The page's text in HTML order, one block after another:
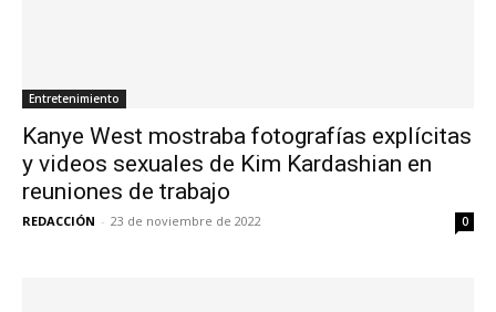
Entretenimiento
Kanye West mostraba fotografías explícitas
y videos sexuales de Kim Kardashian en
reuniones de trabajo
REDACCIÓN - 23 de noviembre de 2022 0